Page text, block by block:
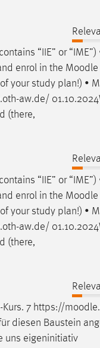
“IIE” or “IME”)
enrol in the Moodle
your study plan!) •
.oth-aw.de/
(there,
“IIE” or “IME”)
enrol in the Moodle
your study plan!) •
.oth-aw.de/
(there,
-Kurs. 7 https://moodle
diesen Baustein
uns eigeninitiativ